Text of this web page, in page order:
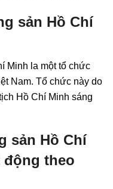
sản Hồ Chí
Minh la một tổ chức
Nam. Tổ chức này do
Hồ Chí Minh sáng
sản Hồ Chí
động theo